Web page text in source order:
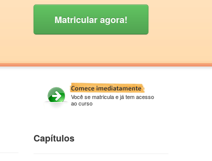
Matricular agora!
Você se matricula e já tem acesso
ao curso
Capítulos